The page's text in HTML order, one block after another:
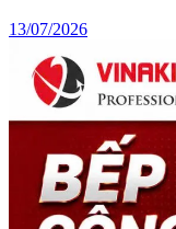
13/07/2026